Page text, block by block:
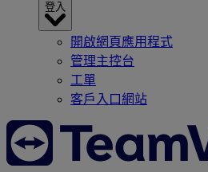
登入
開啟網頁應用程式
管理主控台
工單
客戶入口網站